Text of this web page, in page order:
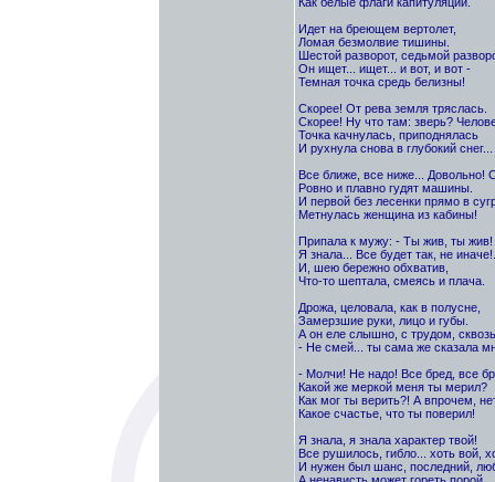
Идет на бреющем вертолет,
Ломая безмолвие тишины.
Шестой разворот, седьмой
Он ищет... ищет... и вот, и вот -
Темная точка средь белизны!
Скорее! От рева земля тряслась.
Скорее! Ну что там: зверь?
Точка качнулась, приподнялась
И рухнула снова в глубокий снег...
Все ближе, все ниже... Довольно!
Ровно и плавно гудят машины.
И первой без лесенки прямо в
Метнулась женщина из кабины!
Припала к мужу: - Ты жив, ты жив!
Я знала... Все будет так, не
И, шею бережно обхватив,
Что-то шептала, смеясь и плача.
Дрожа, целовала, как в полусне,
Замерзшие руки, лицо и губы.
А он еле слышно, с трудом,
- Не смей... ты сама же сказала
- Молчи! Не надо! Все бред, все
Какой же меркой меня ты мерил?
Как мог ты верить?! А впрочем,
Какое счастье, что ты поверил!
Я знала, я знала характер твой!
Все рушилось, гибло... хоть вой,
И нужен был шанс, последний,